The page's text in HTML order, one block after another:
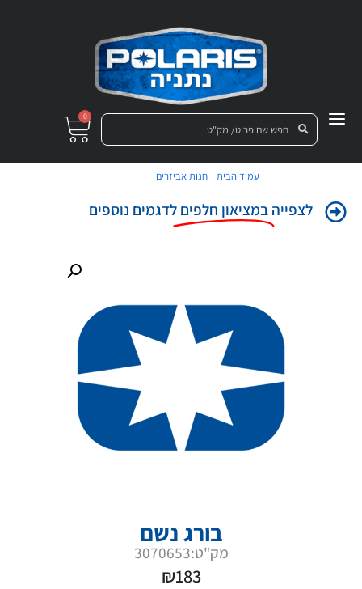
0
עמוד הבית /חנות אביזרים
לצפייהבמציאון חלפים לדגמים נוספים
בורג נשם
מק"ט:3070653
₪183